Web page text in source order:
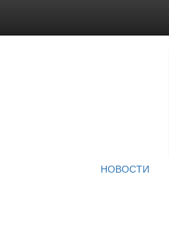
НОВОСТИ